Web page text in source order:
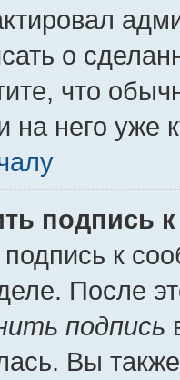
о
что
него уже
подпись
к
После
подпись
Вы